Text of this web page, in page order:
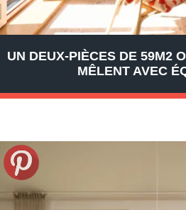
UN DEUX-PIÈCES DE 59M2
MÊLENT AVEC